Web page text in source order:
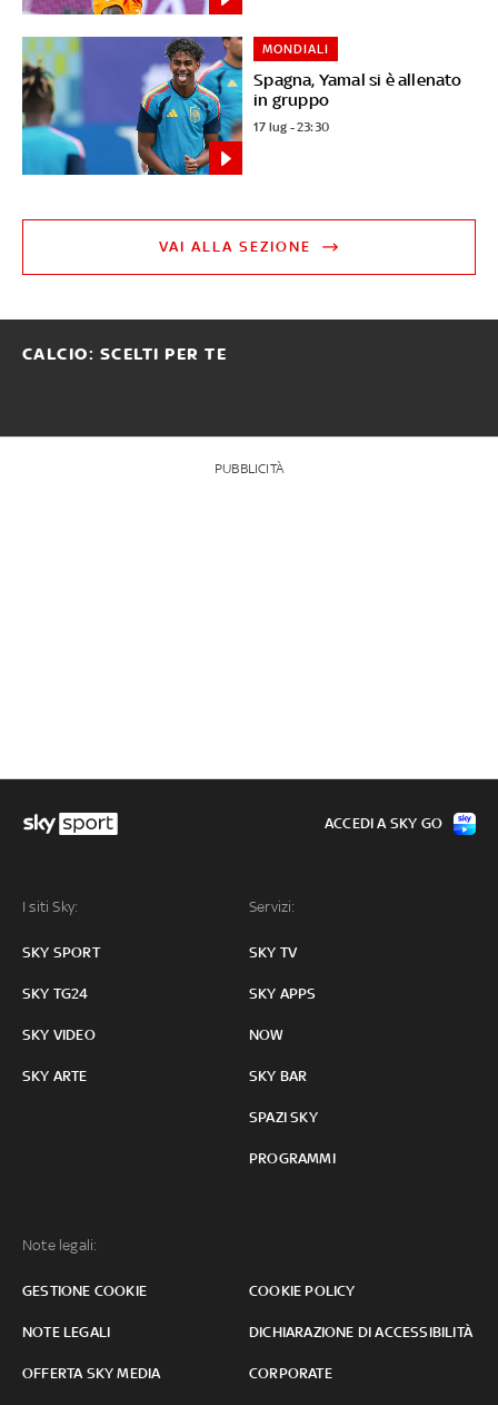
Spagna, Yamal si è allenato
in gruppo
MONDIALI
17 lug - 23:30
VAI ALLA SEZIONE
CALCIO: SCELTI PER TE
PUBBLICITÀ
I siti Sky:
SKY SPORT
SKY TG24
SKY VIDEO
SKY ARTE
Servizi:
SKY TV
SKY APPS
NOW
SKY BAR
SPAZI SKY
PROGRAMMI
Note legali:
GESTIONE COOKIE COOKIE POLICY
NOTE LEGALI DICHIARAZIONE DI ACCESSIBILITÀ
OFFERTA SKY MEDIA CORPORATE
ACCEDI A SKY GO